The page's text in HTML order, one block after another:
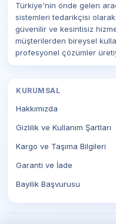
Türkiye'nin önde gelen
sistemleri tedarikçisi
güvenilir ve kesintisiz
müşterilerden bireysel
profesyonel çözümler
KURUMSAL
Hakkımızda
Gizlilik ve Kullanım Şartları
Kargo ve Taşıma Bilgileri
Garanti ve İade
Bayilik Başvurusu